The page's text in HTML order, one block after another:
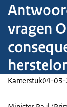
vragen
Kamerstuk04-03-